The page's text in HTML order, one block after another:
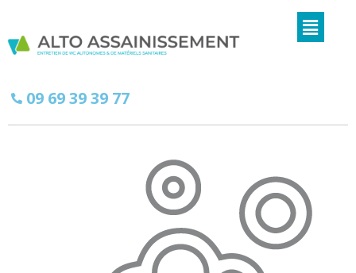
09 69 39 39 77